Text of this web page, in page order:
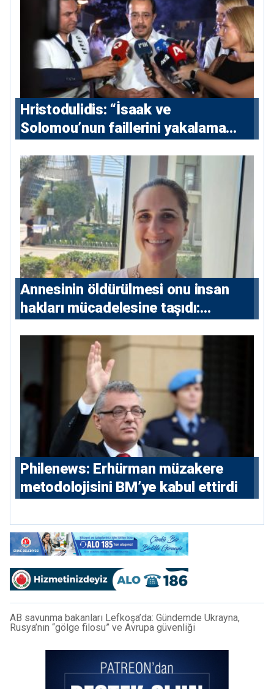
Hristodulidis: “İsaak ve
Solomou’nun faillerini yakalama
ve 5 uluslararası tutuklama emri
çıkarıldı”
Annesinin öldürülmesi onu insan
hakları mücadelesine taşıdı:
hikayesi
Philenews: Erhürman müzakere
metodolojisini BM’ye kabul ettirdi
AB savunma bakanları Lefkoşa’da: Gündemde Ukrayna,
Rusya’nın “gölge filosu” ve Avrupa güvenliği